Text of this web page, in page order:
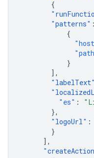
{
"
"patterns" :
{
}
],
" labelText"
"
"es" :
},
" logoUrl" :
}
],
"